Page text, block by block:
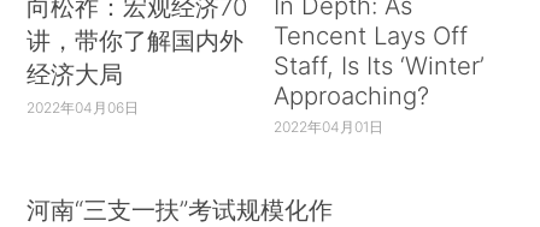
向松祚：宏观经济70
讲，带你了解国内外
经济大局
2022年04月06日
Tencent Lays Off
Staff, Is Its ‘Winter’
Approaching?
2022年04月01日
河南“三支一扶”考试规模化作